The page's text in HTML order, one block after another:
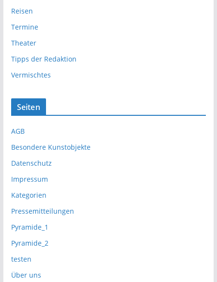
Reisen
Termine
Theater
Tipps der Redaktion
Vermischtes
Seiten
AGB
Besondere Kunstobjekte
Datenschutz
Impressum
Kategorien
Pressemitteilungen
Pyramide_1
Pyramide_2
testen
Über uns